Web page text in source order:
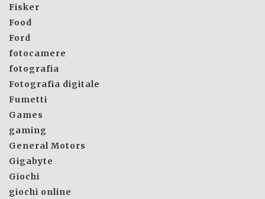
Fisker
Food
Ford
fotocamere
fotografia
Fotografia digitale
Fumetti
Games
gaming
General Motors
Gigabyte
Giochi
giochi online